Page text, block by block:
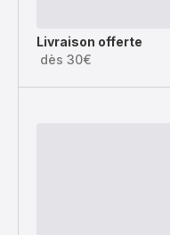
Livraison offerte
dès 30€